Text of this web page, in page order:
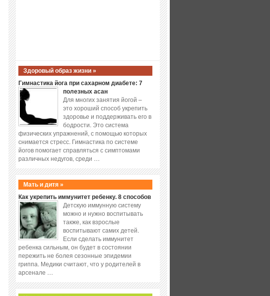
Здоровый образ жизни »
Гимнастика йога при сахарном диабете: 7
полезных асан
Для многих занятия йогой –
это хороший способ укрепить
здоровье и поддерживать его в
бодрости. Это система
физических упражнений, с помощью которых
снимается стресс. Гимнастика по системе
йогов помогает справляться с симптомами
различных недугов, среди …
Мать и дитя »
Как укрепить иммунитет ребенку. 8 способов
Детскую иммунную систему
можно и нужно воспитывать
также, как взрослые
воспитывают самих детей.
Если сделать иммунитет
ребенка сильным, он будет в состоянии
пережить не болея сезонные эпидемии
гриппа. Медики считают, что у родителей в
арсенале …